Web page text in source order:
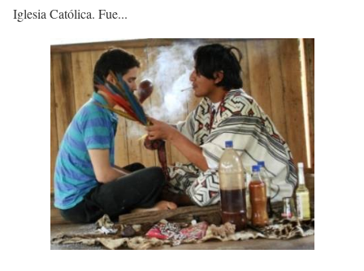
Iglesia Católica. Fue...